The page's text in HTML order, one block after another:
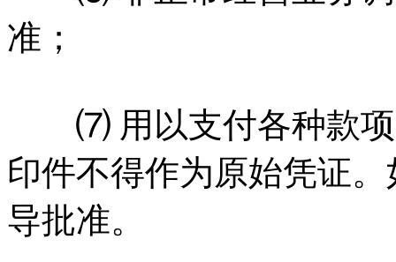
准；
⑺ 用以支付各种款项
印件不得作为原始凭证
导批准。